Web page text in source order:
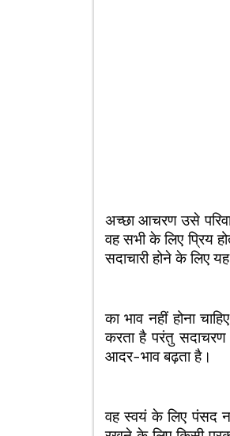
मनुष्य के
अच्छा आचरण उसे
वह सभी के लिए प्रिय
सदाचारी होने के लिए
हमें सदैव
का भाव नहीं होना
करता है परंतु
आदर-भाव बढ़ता है।
मनुष्यों को
वह स्वयं के लिए पंसद